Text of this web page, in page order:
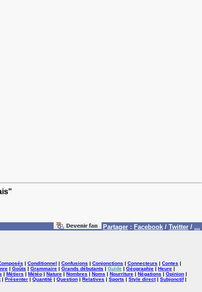
Partager : Facebook / Twitter / ...
| Conditionnel | Confusions | Conjonctions | Connecteurs | Contes |
| Goûts | Grammaire | Grands débutants | Guide | Géographie | Heure |
| Métiers | Météo | Nature | Nombres | Noms | Nourriture | Négations | Opinion |
| Présenter | Quantité | Question | Relatives | Sports | Style direct| Subjonctif|